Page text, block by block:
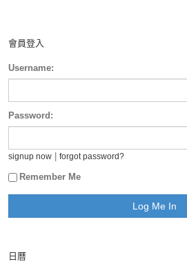
會員登入
Username:
Password:
signup now forgot password?
Remember Me
日曆